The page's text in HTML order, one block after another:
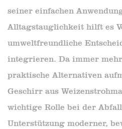
seiner einfachen
Alltagstauglichkeit hilft es
umweltfreundliche
integrieren. Da immer
praktische Alternativen
Geschirr aus
wichtige Rolle bei der
Unterstützung moderner,